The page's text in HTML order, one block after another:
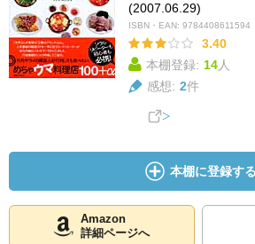
(2007.06.29)
ISBN・EAN: 9784408611594
3.40
本棚登録: 14人
感想: 2件
本棚に登録する
Amazon
詳細ページへ